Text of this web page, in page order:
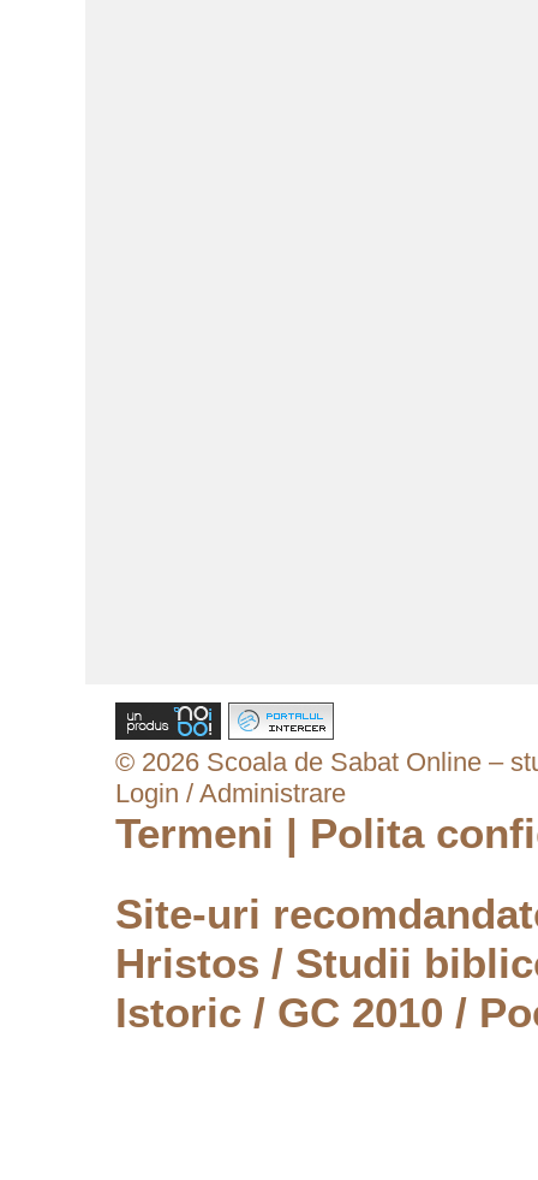
© 2026 Scoala de Sabat Online –
Login / Administrare
Termeni | Polita
Site-uri
Hristos / Studii
Istoric/ GC 2010 /